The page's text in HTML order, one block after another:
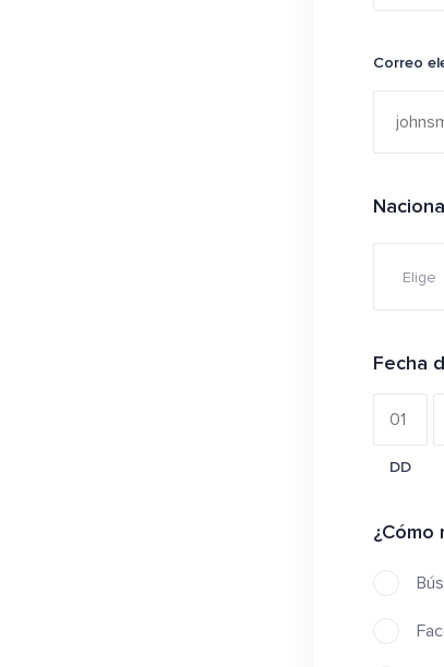
Correo
Elige
Fecha
DD
¿Cómo